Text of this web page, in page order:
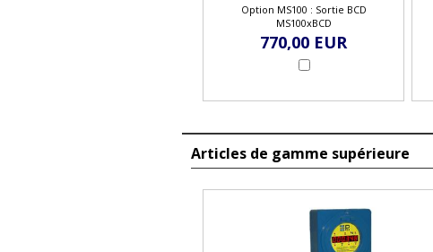
Option MS100 : Sortie BCD
MS100xBCD
770,00 EUR
Articles de gamme supérieure